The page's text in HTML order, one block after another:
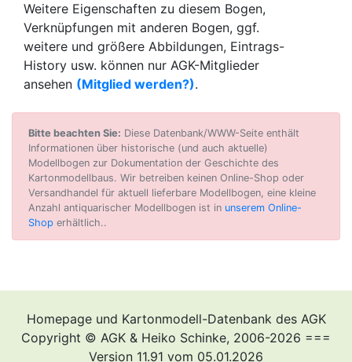
Weitere Eigenschaften zu diesem Bogen,
Verknüpfungen mit anderen Bogen, ggf.
weitere und größere Abbildungen, Eintrags-
History usw. können nur AGK-Mitglieder
ansehen (Mitglied werden?).
Bitte beachten Sie: Diese Datenbank/WWW-Seite enthält
Informationen über historische (und auch aktuelle)
Modellbogen zur Dokumentation der Geschichte des
Kartonmodellbaus. Wir betreiben keinen Online-Shop oder
Versandhandel für aktuell lieferbare Modellbogen, eine kleine
Anzahl antiquarischer Modellbogen ist in unserem Online-
Shop erhältlich..
Homepage und Kartonmodell-Datenbank des AGK
Copyright © AGK & Heiko Schinke, 2006-2026 ===
Version 11.91 vom 05.01.2026